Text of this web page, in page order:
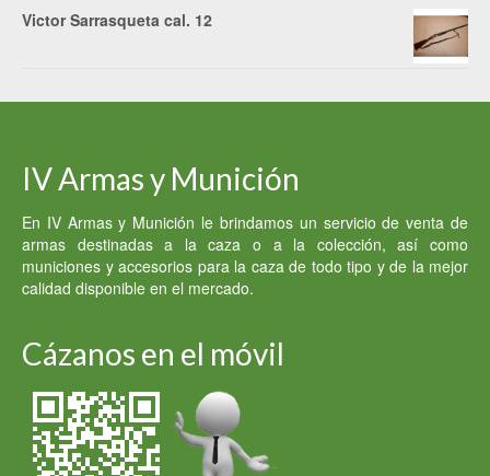
Victor Sarrasqueta cal. 12
IV Armas y Munición
En IV Armas y Munición le brindamos un servicio de venta de
armas destinadas a la caza o a la colección, así como
municiones y accesorios para la caza de todo tipo y de la mejor
calidad disponible en el mercado.
Cázanos en el móvil